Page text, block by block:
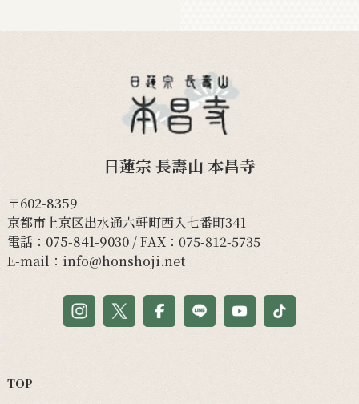
日蓮宗 長壽山 本昌寺
〒602-8359
京都市上京区出水通六軒町西入七番町341
電話： 075-841-9030/ FAX：075-812-5735
E-mail： info@honshoji.net
TOP